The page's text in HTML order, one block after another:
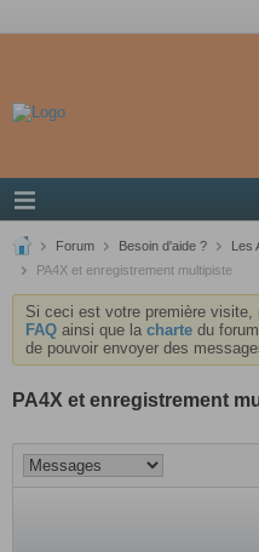
Forum Besoin d'aide ? Les
PA4X et enregistrement multipiste
Si ceci est votre première
FAQ ainsi que la charte du
de pouvoir envoyer des
PA4X et enregistrement